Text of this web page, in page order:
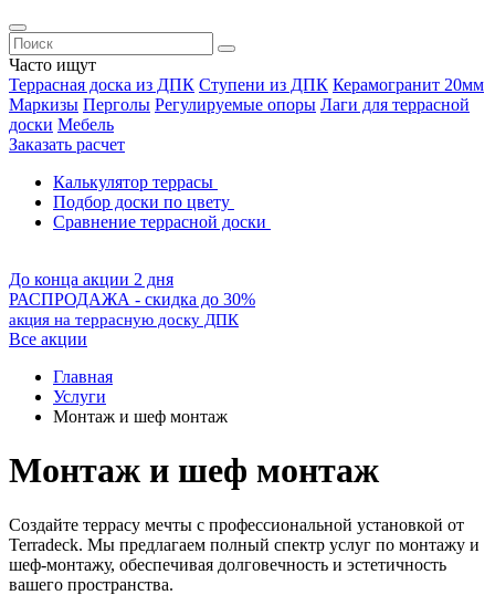
Часто ищут
Террасная доска из ДПК Ступени из ДПК Керамогранит 20мм
Маркизы Перголы Регулируемые опоры Лаги для террасной
доски Мебель
Заказать расчет
Калькулятор террасы
Подбор доски по цвету
Сравнение террасной доски
До конца акции 2 дня
РАСПРОДАЖА - скидка до 30%
акция на террасную доску ДПК
Все акции
Главная
Услуги
Монтаж и шеф монтаж
Монтаж и шеф монтаж
Создайте террасу мечты с профессиональной установкой от
Terradeck. Мы предлагаем полный спектр услуг по монтажу и
шеф-монтажу, обеспечивая долговечность и эстетичность
вашего пространства.